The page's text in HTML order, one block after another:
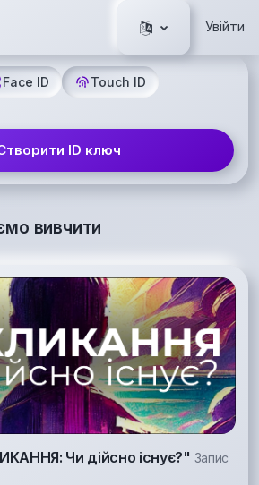
Увійти
Face ID Touch ID
ID ключ
вивчити
Чи дійсно існує?" Запис